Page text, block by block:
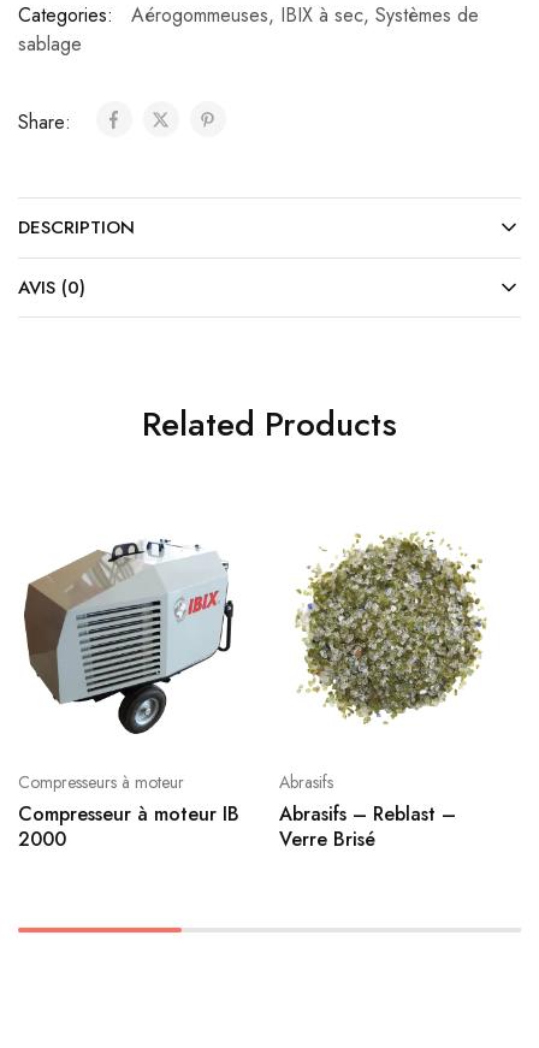
Categories:
Aérogommeuses, IBIX à sec, Systèmes de
sablage
Share:
DESCRIPTION
AVIS (0)
Related Products
Compresseurs à moteur
Compresseur à moteur IB
2000
Abrasifs
Abrasifs – Reblast –
Verre Brisé